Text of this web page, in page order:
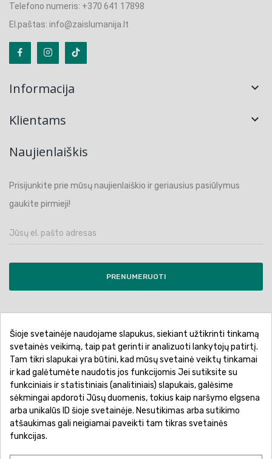
Telefono numeris: +370 641 17898
El.paštas: info@zaislumanija.lt
Informacija 
Klientams 
Naujienlaiškis
Prisijunkite prie mūsų naujienlaiškio ir geriausius pasiūlymus
gaukite pirmieji!
PRENUMERUOTI
Pirkimo sąlygos ir taisyklės
Privatumo politika
Garantinis aptarnavimas
Prekių pristatymas
Prekių grąžinimas
Atsiskaitymo būdai
Šioje svetainėje naudojame slapukus, siekiant užtikrinti tinkamą
svetainės veikimą, taip pat gerinti ir analizuoti lankytojų patirtį.
Tam tikri slapukai yra būtini, kad mūsų svetainė veiktų tinkamai
ir kad galėtumėte naudotis jos funkcijomis Jei sutiksite su
funkciniais ir statistiniais (analitiniais) slapukais, galėsime
sėkmingai apdoroti Jūsų duomenis, tokius kaip naršymo elgsena
arba unikalūs ID šioje svetainėje. Nesutikimas arba sutikimo
atšaukimas gali neigiamai paveikti tam tikras svetainės
funkcijas.